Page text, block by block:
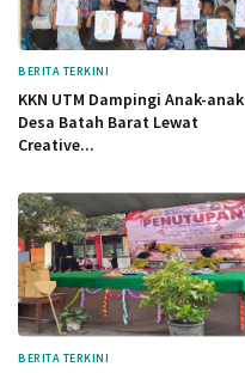
BERITA TERKINI
KKN UTM Dampingi Anak-anak
Desa Batah Barat Lewat
Creative...
BERITA TERKINI